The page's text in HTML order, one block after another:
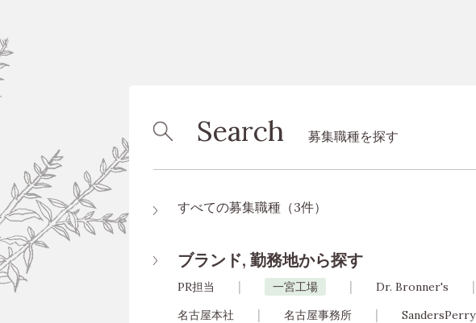
Search 募集職種を探す
すべての募集職種（3件）
ブランド, 勤務地から探す
PR担当 一宮工場 Dr. Bronner's
名古屋本社
名古屋事務所 SandersPerry